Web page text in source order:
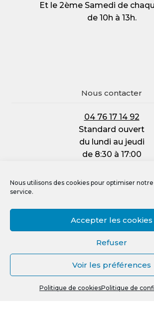
Nous utilisons des cookies pour optimiser
service.
Accepter les cookies
Refuser
Voir les préférences
Politique de cookiesPolitique de
Et le 2ème Samedi de
de 10h à 13h.
Nous contacter
04 76 17 14 92
Standard ouvert
du lundi au jeudi
de 8:30 à 17:00
de 8:30 à 12:00
Mentions légales
Politique de cookies (UE)
Crédit photos, vidéos et
Recherche